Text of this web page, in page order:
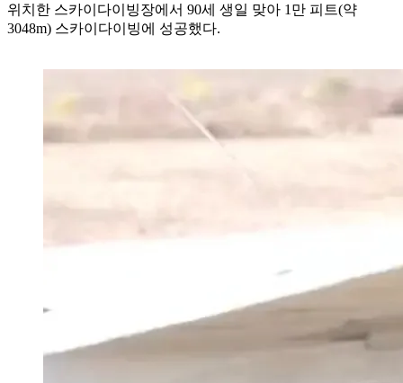
위치한 스카이다이빙장에서 90세 생일 맞아 1만 피트(약
3048m) 스카이다이빙에 성공했다.